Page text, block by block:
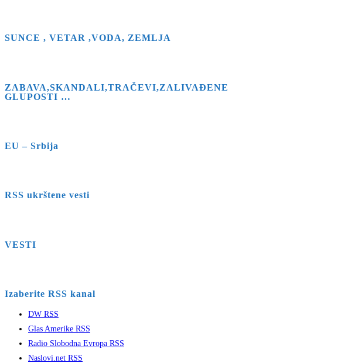
SUNCE , VETAR ,VODA, ZEMLJA
ZABAVA,SKANDALI,TRAČEVI,ZALIVAĐENE
GLUPOSTI …
EU – Srbija
RSS ukrštene vesti
VESTI
Izaberite RSS kanal
DW RSS
Glas Amerike RSS
Radio Slobodna Evropa RSS
Naslovi.net RSS